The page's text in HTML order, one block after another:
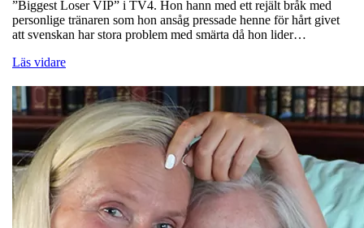
”Biggest Loser VIP” i TV4. Hon hann med ett rejält bråk med
personlige tränaren som hon ansåg pressade henne för hårt givet
att svenskan har stora problem med smärta då hon lider…
Läs vidare